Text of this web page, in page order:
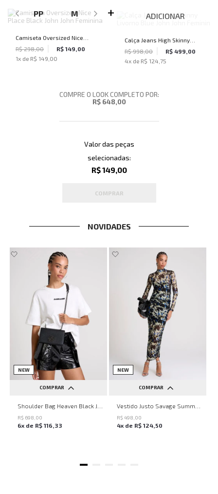
PP M
Camiseta Oversized Nice
Place Black John John
Feminina
R$ 298,00
R$ 149,00
1x de R$ 149,00
ADICIONAR
Calça Jeans High Skinny
Livorno Blue John John
Feminina
R$ 998,00
R$ 499,00
4x de R$ 124,75
COMPRE O LOOK COMPLETO POR:
R$ 648,00
Valor das peças
selecionadas:
R$ 149,00
COMPRAR
NOVIDADES
NEW
COMPRAR
UN
R$ 698 00
6x de R$ 116 33
NEW
COMPRAR
PP P M G
R$ 498 00
4x de R$ 124 50